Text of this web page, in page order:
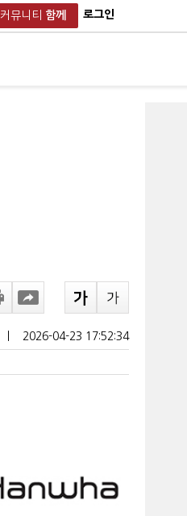
커뮤니티 함께 로그인
2026-04-23 17:52:34